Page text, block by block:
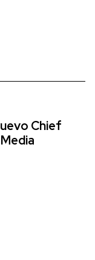
Chief